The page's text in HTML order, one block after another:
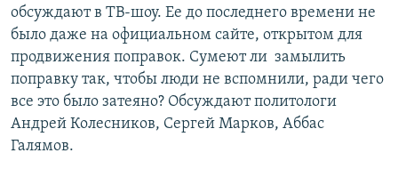
обсуждают в ТВ-шоу. Ее до последнего времени не
было даже на официальном сайте, открытом для
продвижения поправок. Сумеют ли замылить
поправку так, чтобы люди не вспомнили, ради чего
все это было затеяно? Обсуждают политологи
Андрей Колесников, Сергей Марков, Аббас
Галямов.